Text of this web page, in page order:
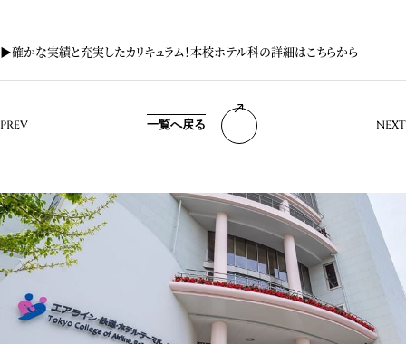
▶︎確かな実績と充実したカリキュラム！本校ホテル科の詳細はこちらから
PREV 一覧へ戻る NEXT